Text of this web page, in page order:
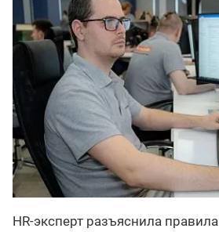
HR-эксперт разъяснила